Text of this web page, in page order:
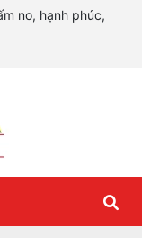
no, hạnh phúc,